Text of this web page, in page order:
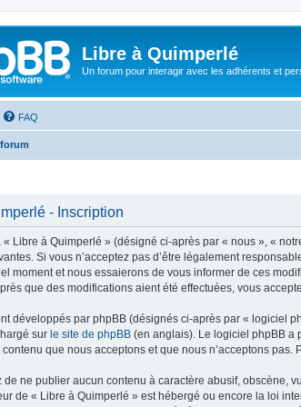
Libre à Quimperlé
Un forum pour interagir avec les adhérents et
FAQ
- Inscription
« Libre à Quimperlé » (désigné ci-après par « nous », «
Si vous n’acceptez pas d’être légalement
moment et nous essaierons de vous informer de ces
que des modifications aient été effectuées, vous
développés par phpBB (désignés ci-après par « logiciel
sur le site de phpBB (en anglais). Le logiciel phpBB a
que nous acceptons et que nous n’acceptons
de ne publier aucun contenu à caractère abusif, obscène,
de « Libre à Quimperlé » est hébergé ou encore la loi